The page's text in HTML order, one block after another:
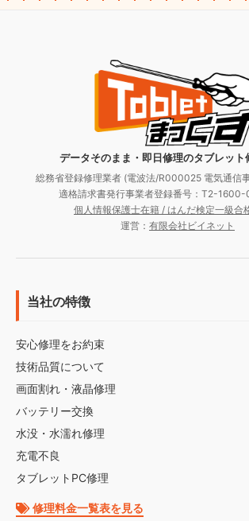
データそのまま・即日修理のタブレット
総務省登録修理業者 (電波法/R000025 電気通信
適格請求書発行事業者登録番号：T2-
個人情報保護士在籍 / はんだ検定一級合
運営： 有限会社ビイネット
当社の特徴
安心修理をお約束
技術品質について
画面割れ・液晶修理
バッテリー交換
水没・水濡れ修理
充電不良
タブレットPC修理
修理料金一覧表を見る